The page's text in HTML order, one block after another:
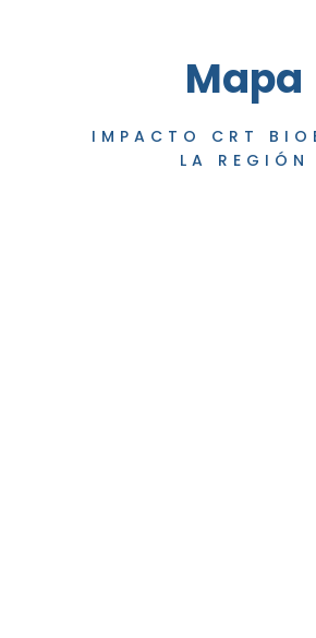
Mapa
IMPACTO CRT
LA REGIÓN